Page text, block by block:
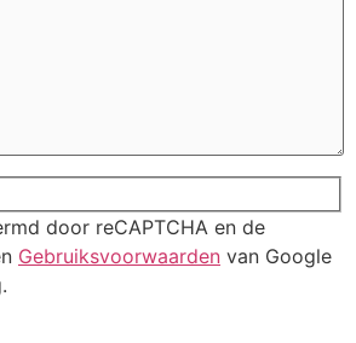
door reCAPTCHA en de
Gebruiksvoorwaarden van Google